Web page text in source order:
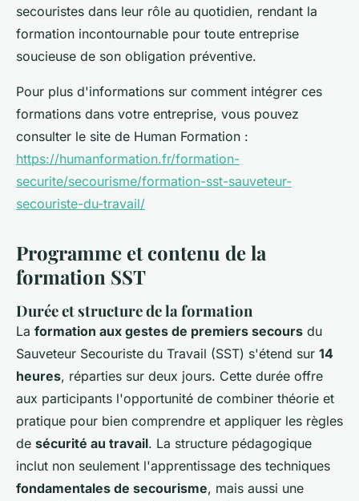
secouristes dans leur rôle au quotidien, rendant la
formation incontournable pour toute entreprise
soucieuse de son obligation préventive.
Pour plus d'informations sur comment intégrer ces
formations dans votre entreprise, vous pouvez
consulter le site de Human Formation :
https://humanformation.fr/formation-
securite/secourisme/formation-sst-sauveteur-
secouriste-du-travail/
Programme et contenu de la
formation SST
Durée et structure de la formation
La formation aux gestes de premiers secours du
Sauveteur Secouriste du Travail (SST) s'étend sur 14
heures, réparties sur deux jours. Cette durée offre
aux participants l'opportunité de combiner théorie et
pratique pour bien comprendre et appliquer les règles
de sécurité au travail. La structure pédagogique
inclut non seulement l'apprentissage des techniques
fondamentales de secourisme, mais aussi une